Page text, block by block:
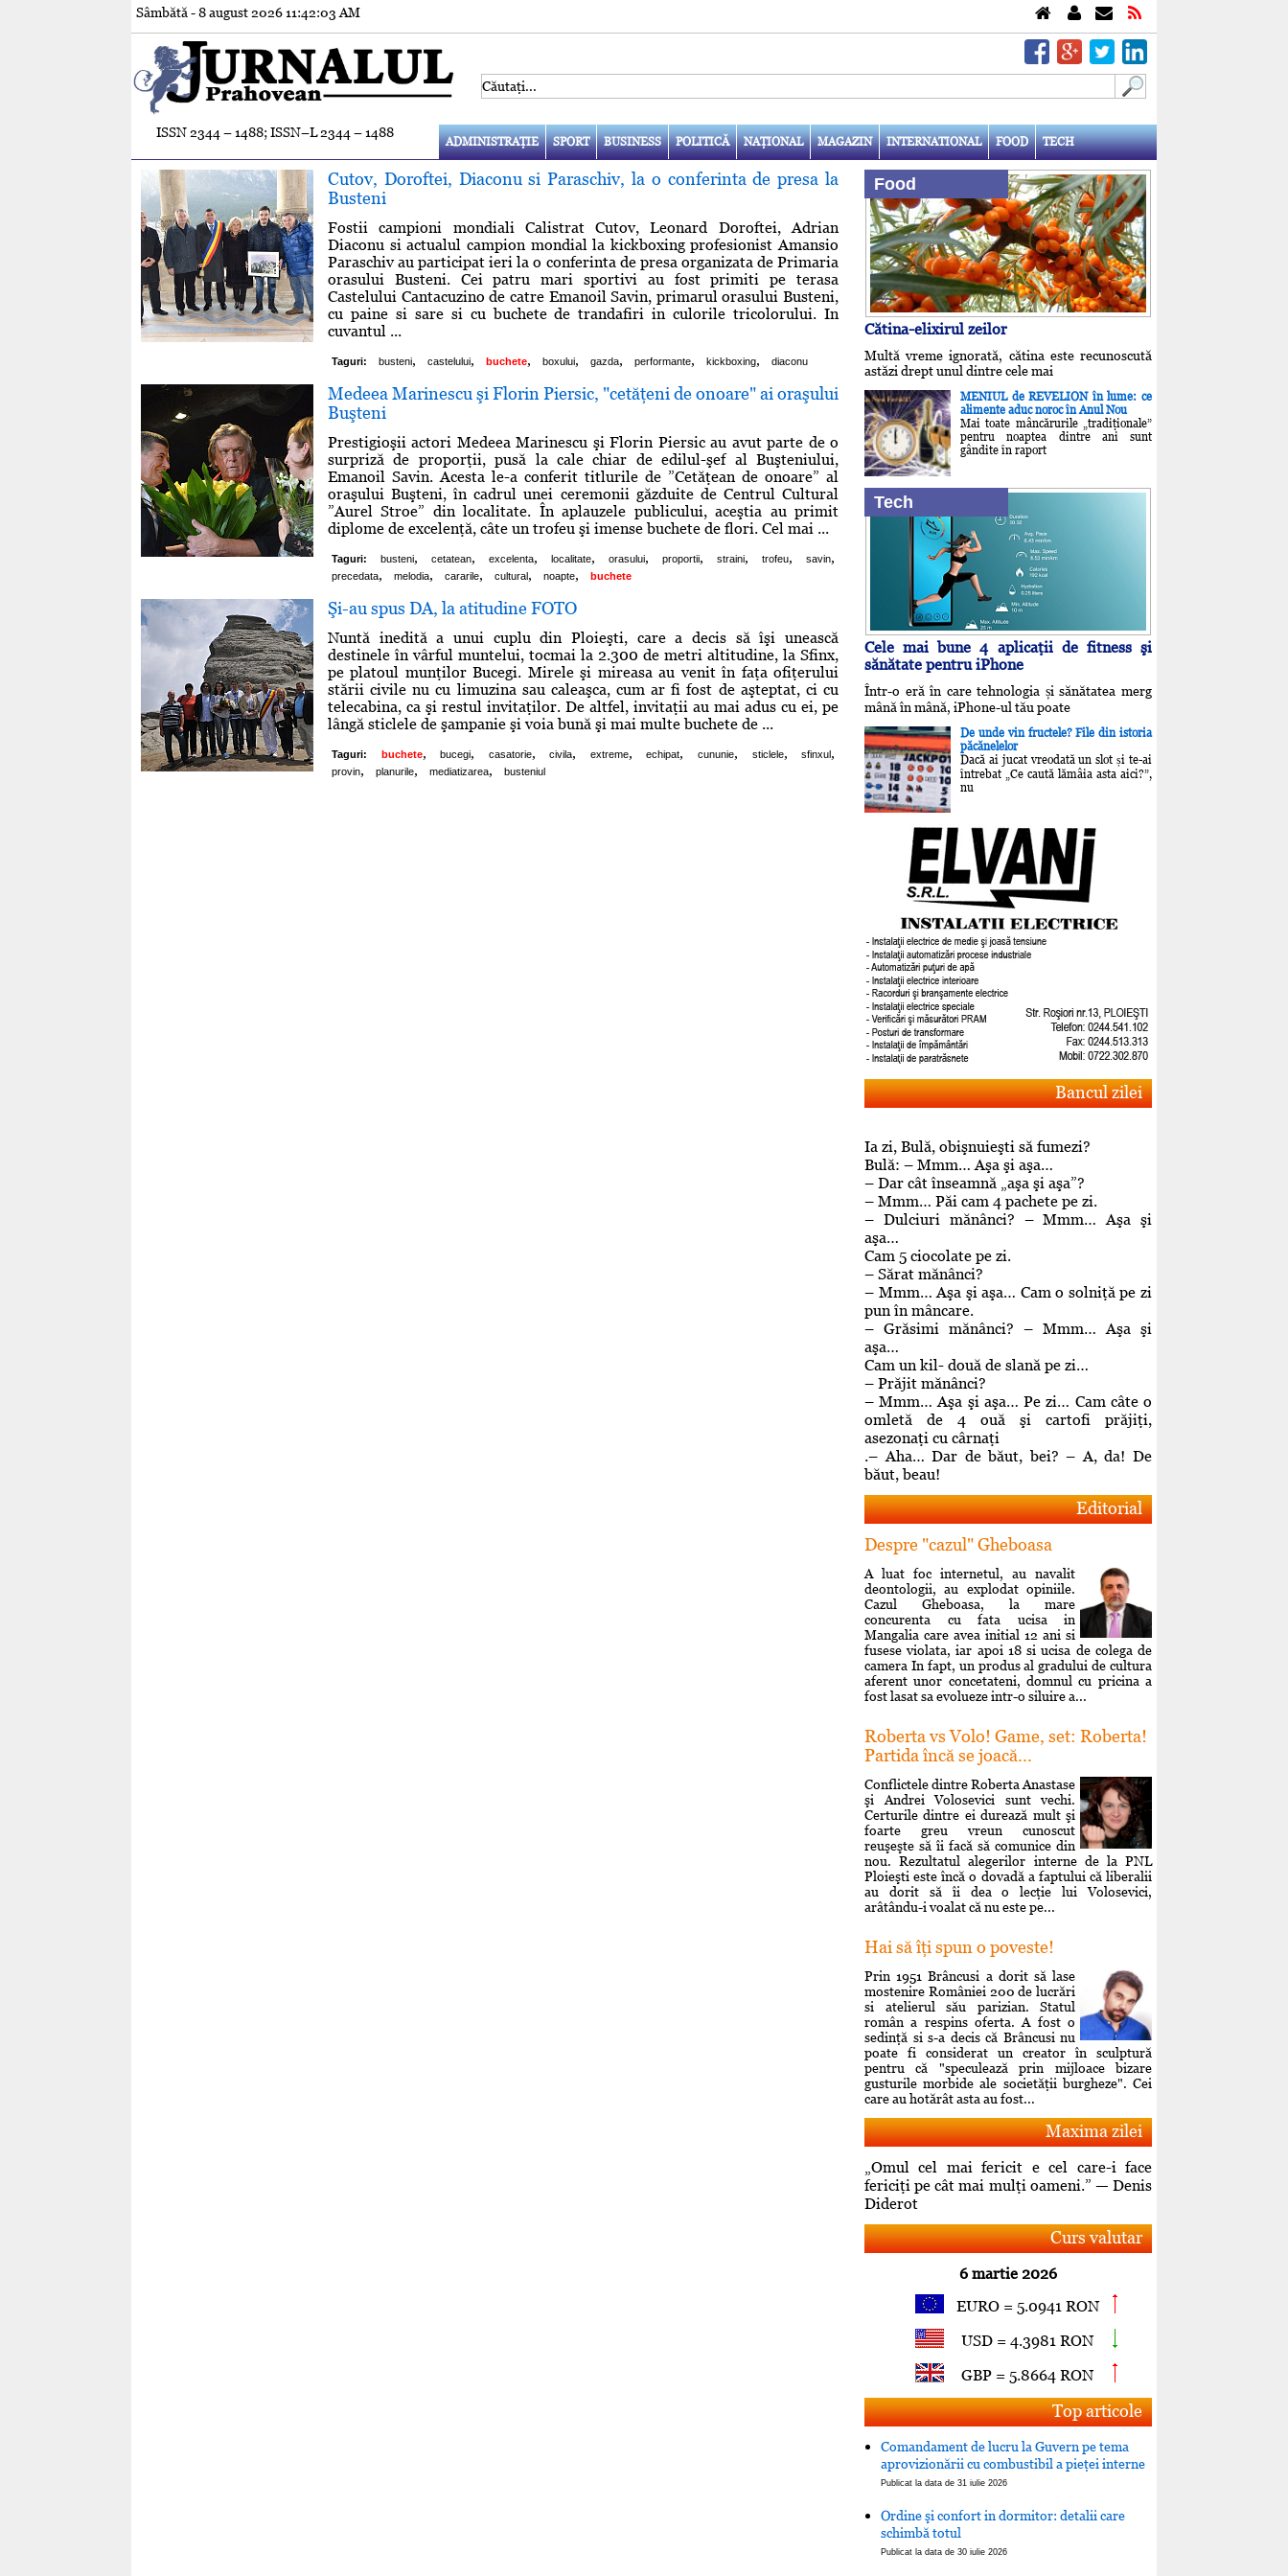
Sâmbătă - 8 august 202611:42:04 AM
ISSN 2344 – 1488; ISSN–L 2344 – 1488
ADMINISTRAŢIE SPORT BUSINESS POLITICĂ NAŢIONAL MAGAZIN INTERNATIONAL FOOD TECH
Cutov, Doroftei, Diaconu si Paraschiv, la o conferinta de presa la
Busteni
Fostii campioni mondiali Calistrat Cutov, Leonard Doroftei, Adrian
Diaconu si actualul campion mondial la kickboxing profesionist Amansio
Paraschiv au participat ieri la o conferinta de presa organizata de Primaria
orasului Busteni. Cei patru mari sportivi au fost primiti pe terasa
Castelului Cantacuzino de catre Emanoil Savin, primarul orasului Busteni,
cu paine si sare si cu buchete de trandafiri in culorile tricolorului. In
cuvantul ...
Taguri: busteni, castelului, buchete, boxului, gazda, performante, kickboxing, diaconu
Medeea Marinescu şi Florin Piersic, "cetăţeni de onoare" ai oraşului
Buşteni
Prestigioşii actori Medeea Marinescu şi Florin Piersic au avut parte de o
surpriză de proporţii, pusă la cale chiar de edilul-şef al Buşteniului,
Emanoil Savin. Acesta le-a conferit titlurile de ”Cetăţean de onoare” al
oraşului Buşteni, în cadrul unei ceremonii găzduite de Centrul Cultural
”Aurel Stroe” din localitate. În aplauzele publicului, aceştia au primit
diplome de excelenţă, câte un trofeu şi imense buchete de flori. Cel mai ...
Taguri: busteni, cetatean, excelenta, localitate, orasului, proportii, straini, trofeu, savin,
precedata, melodia, cararile, cultural, noapte, buchete
Şi-au spus DA, la atitudine FOTO
Nuntă inedită a unui cuplu din Ploieşti, care a decis să îşi unească
destinele în vârful muntelui, tocmai la 2.300 de metri altitudine, la Sfinx,
pe platoul munţilor Bucegi. Mirele şi mireasa au venit în faţa ofiţerului
stării civile nu cu limuzina sau caleaşca, cum ar fi fost de aşteptat, ci cu
telecabina, ca şi restul invitaţilor. De altfel, invitaţii au mai adus cu ei, pe
lângă sticlele de şampanie şi voia bună şi mai multe buchete de ...
Taguri: buchete, bucegi, casatorie, civila, extreme, echipat, cununie, sticlele, sfinxul,
provin, planurile, mediatizarea, busteniul
Food
Cătina-elixirul zeilor
Multă vreme ignorată, cătina este recunoscută
astăzi drept unul dintre cele mai
MENIUL de REVELION în lume: ce
alimente aduc noroc în Anul Nou
Mai toate mâncărurile „tradiţionale”
pentru noaptea dintre ani sunt
gândite în raport
Tech
Cele mai bune 4 aplicaţii de fitness şi
sănătate pentru iPhone
Într-o eră în care tehnologia și sănătatea merg
mână în mână, iPhone-ul tău poate
De unde vin fructele? File din istoria
păcănelelor
Dacă ai jucat vreodată un slot și te-ai
întrebat „Ce caută lămâia asta aici?”,
nu
Bancul zilei
Ia zi, Bulă, obişnuieşti să fumezi?
Bulă: – Mmm… Aşa şi aşa…
– Dar cât înseamnă „aşa şi aşa”?
– Mmm… Păi cam 4 pachete pe zi.
– Dulciuri mănânci? – Mmm… Aşa şi
aşa…
Cam 5 ciocolate pe zi.
– Sărat mănânci?
– Mmm… Aşa şi aşa… Cam o solniţă pe zi
pun în mâncare.
– Grăsimi mănânci? – Mmm… Aşa şi
aşa…
Cam un kil- două de slană pe zi…
– Prăjit mănânci?
– Mmm… Aşa şi aşa… Pe zi… Cam câte o
omletă de 4 ouă şi cartofi prăjiţi,
asezonaţi cu cârnaţi
.– Aha… Dar de băut, bei? – A, da! De
băut, beau!
Editorial
Despre "cazul" Gheboasa
A luat foc internetul, au navalit
deontologii, au explodat opiniile.
Cazul Gheboasa, la mare
concurenta cu fata ucisa in
Mangalia care avea initial 12 ani si
fusese violata, iar apoi 18 si ucisa de colega de
camera In fapt, un produs al gradului de cultura
aferent unor concetateni, domnul cu pricina a
fost lasat sa evolueze intr-o siluire a...
Roberta vs Volo! Game, set: Roberta!
Partida încă se joacă...
Conflictele dintre Roberta Anastase
şi Andrei Volosevici sunt vechi.
Certurile dintre ei durează mult şi
foarte greu vreun cunoscut
reuşeşte să îi facă să comunice din
nou. Rezultatul alegerilor interne de la PNL
Ploieşti este încă o dovadă a faptului că liberalii
au dorit să îi dea o lecţie lui Volosevici,
arâtându-i voalat că nu este pe...
Hai să îţi spun o poveste!
Prin 1951 Brâncusi a dorit să lase
mostenire României 200 de lucrări
si atelierul său parizian. Statul
român a respins oferta. A fost o
sedinţă si s-a decis că Brâncusi nu
poate fi considerat un creator în sculptură
pentru că "speculează prin mijloace bizare
gusturile morbide ale societăţii burgheze". Cei
care au hotărât asta au fost...
Maxima zilei
„Omul cel mai fericit e cel care-i face
fericiţi pe cât mai mulţi oameni.” — Denis
Diderot
Curs valutar
6 martie 2026
EURO = 5.0941 RON
USD = 4.3981 RON
GBP = 5.8664 RON
Top articole
Comandament de lucru la Guvern pe tema
aprovizionării cu combustibil a pieţei interne
Publicat la data de 31 iulie 2026
Ordine şi confort in dormitor: detalii care
schimbă totul
Publicat la data de 30 iulie 2026